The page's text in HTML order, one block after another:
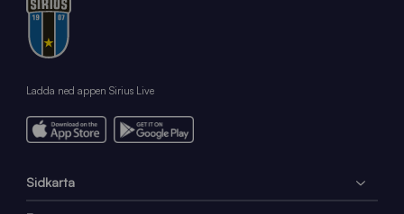
Ladda ned appen Sirius Live
Sidkarta